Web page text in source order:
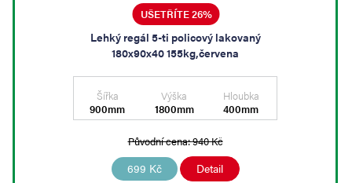
UŠETŘÍTE 26%
Lehký regál 5-ti policový lakovaný
180x90x40 155kg,červena
Šířka
900mm
Výška
1800mm
Hloubka
400mm
Původní cena:940 Kč
699 Kč Detail